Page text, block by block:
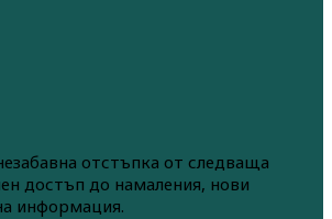
отстъпка от следваща
достъп до намаления, нови
информация.